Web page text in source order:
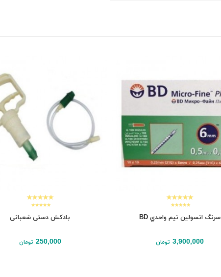
سرنگ انسولين نيم واحدي BD
3,900,000 تومان افزودن به سبد
بادکش دستی شعبانی
250,000 تومانافزودن به سبد